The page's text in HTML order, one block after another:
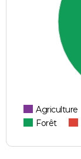
Agriculture
Forêt